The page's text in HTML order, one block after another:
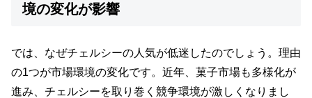
境の変化が影響
では、なぜチェルシーの人気が低迷したのでしょう。理由
の1つが市場環境の変化です。近年、菓子市場も多様化が
進み、チェルシーを取り巻く競争環境が激しくなりまし